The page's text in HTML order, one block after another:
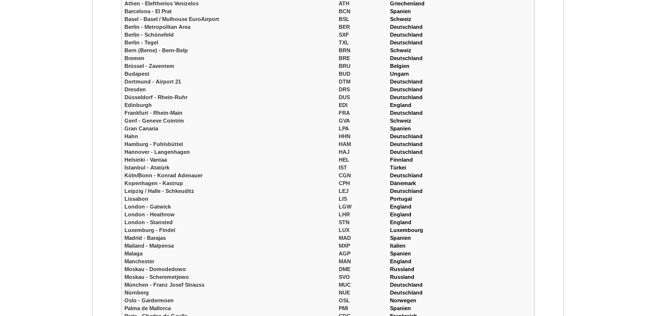
Athen - Eleftherios Venizelos
Barcelona - El Prat
Basel - Basel / Mulhouse EuroAirport
Berlin - Metropolitan Area
Berlin - Schönefeld
Berlin - Tegel
Bern (Berne) - Bern-Belp
Bremen
Brüssel - Zaventem
Budapest
Dortmund - Airport 21
Dresden
Düsseldorf - Rhein-Ruhr
Edinburgh
Frankfurt - Rhein-Main
Genf - Geneve Cointrin
Gran Canaria
Hahn
Hamburg - Fuhlsbüttel
Hannover - Langenhagen
Helsinki - Vantaa
Istanbul - Atatürk
Köln/Bonn - Konrad Adenauer
Kopenhagen - Kastrup
Leipzig / Halle - Schkeuditz
Lissabon
London - Gatwick
London - Heathrow
London - Stansted
Luxemburg - Findel
Madrid - Barajas
Mailand - Malpensa
Malaga
Manchester
Moskau - Domodedowo
Moskau - Scheremetjewo
München - Franz Josef Strauss
Nürnberg
Oslo - Gardermoen
Palma de Mallorca
ATH
BCN
BSL
BER
SXF
TXL
BRN
BRE
BRU
BUD
DTM
DRS
DUS
EDI
FRA
GVA
LPA
HHN
HAM
HAJ
HEL
IST
CGN
CPH
LEJ
LIS
LGW
LHR
STN
LUX
MAD
MXP
AGP
MAN
DME
SVO
MUC
NUE
OSL
PMI
Griechenland
Spanien
Schweiz
Deutschland
Deutschland
Deutschland
Schweiz
Deutschland
Belgien
Ungarn
Deutschland
Deutschland
Deutschland
England
Deutschland
Schweiz
Spanien
Deutschland
Deutschland
Deutschland
Finnland
Türkei
Deutschland
Dänemark
Deutschland
Portugal
England
England
England
Luxembourg
Spanien
Italien
Spanien
England
Russland
Russland
Deutschland
Deutschland
Norwegen
Spanien